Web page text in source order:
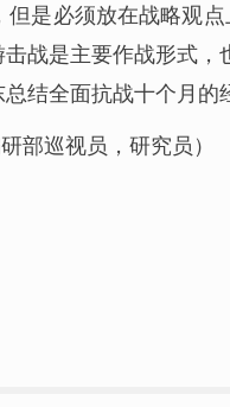
是必须放在战略观
战是主要作战形式
结全面抗战十个月
部巡视员，研究员）